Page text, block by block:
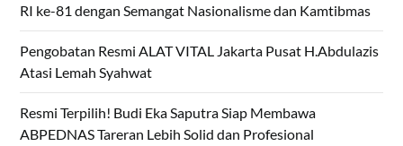
RI ke-81 dengan Semangat Nasionalisme dan Kamtibmas
Pengobatan Resmi ALAT VITAL Jakarta Pusat H.Abdulazis
Atasi Lemah Syahwat
Resmi Terpilih! Budi Eka Saputra Siap Membawa
ABPEDNAS Tareran Lebih Solid dan Profesional